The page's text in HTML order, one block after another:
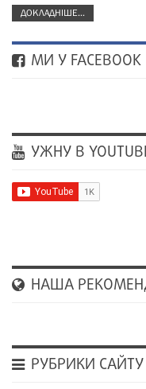
ДОКЛАДНІШЕ...
МИ У FACEBOOK
УЖНУ В
НАША
РУБРИКИ САЙТУ